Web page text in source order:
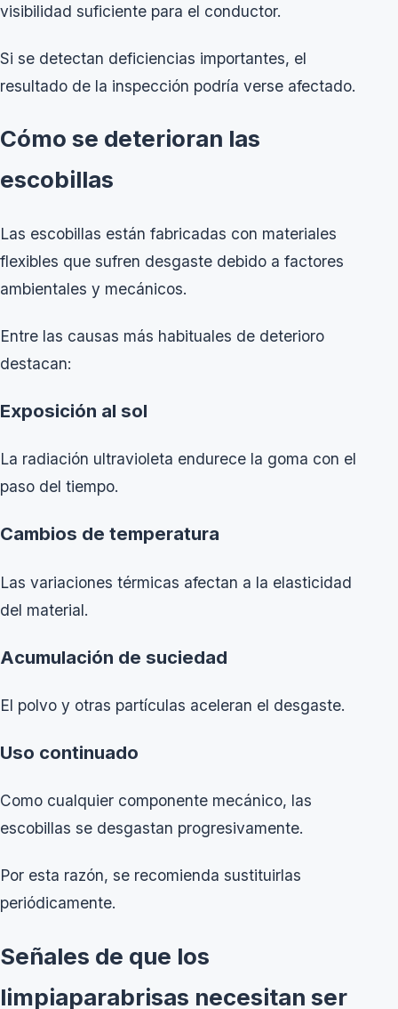
visibilidad suficiente para el conductor.
Si se detectan deficiencias importantes, el
resultado de la inspección podría verse afectado.
Cómo se deterioran las
escobillas
Las escobillas están fabricadas con materiales
flexibles que sufren desgaste debido a factores
ambientales y mecánicos.
Entre las causas más habituales de deterioro
destacan:
Exposición al sol
La radiación ultravioleta endurece la goma con el
paso del tiempo.
Cambios de temperatura
Las variaciones térmicas afectan a la elasticidad
del material.
Acumulación de suciedad
El polvo y otras partículas aceleran el desgaste.
Uso continuado
Como cualquier componente mecánico, las
escobillas se desgastan progresivamente.
Por esta razón, se recomienda sustituirlas
periódicamente.
Señales de que los
limpiaparabrisas necesitan ser